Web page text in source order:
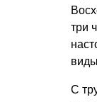
три
С